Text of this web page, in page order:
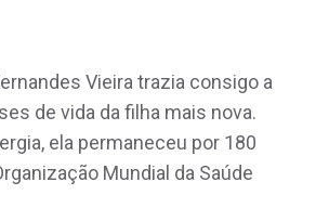
Vieira trazia consigo a
de vida da filha mais nova.
ela permaneceu por 180
Mundial da Saúde